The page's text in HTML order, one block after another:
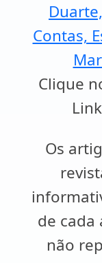
Contas,
Clique
Os
de
não